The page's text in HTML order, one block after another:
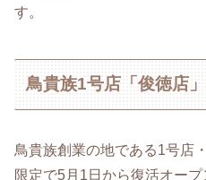
す。​
鳥貴族1号店「俊徳店
鳥貴族創業の地である1号店
限定で5月1日から復活オープ